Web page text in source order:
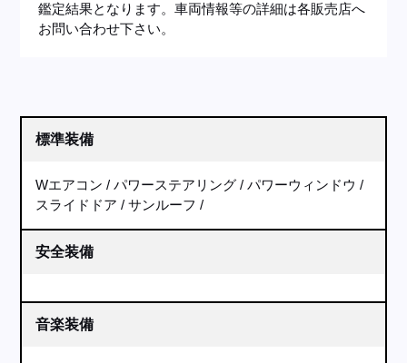
鑑定結果となります。車両情報等の詳細は各販売店へ
お問い合わせ下さい。
標準装備
Wエアコン パワーステアリング
パワーウィンドウ
スライドドア
サンルーフ
安全装備
音楽装備